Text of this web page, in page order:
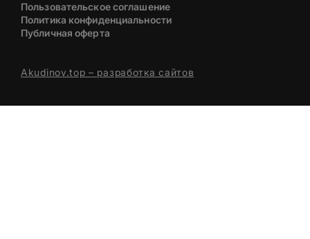
Пользовательское соглашение
Политика конфиденциальности
Публичная оферта
Akudinov.top – разработка сайтов